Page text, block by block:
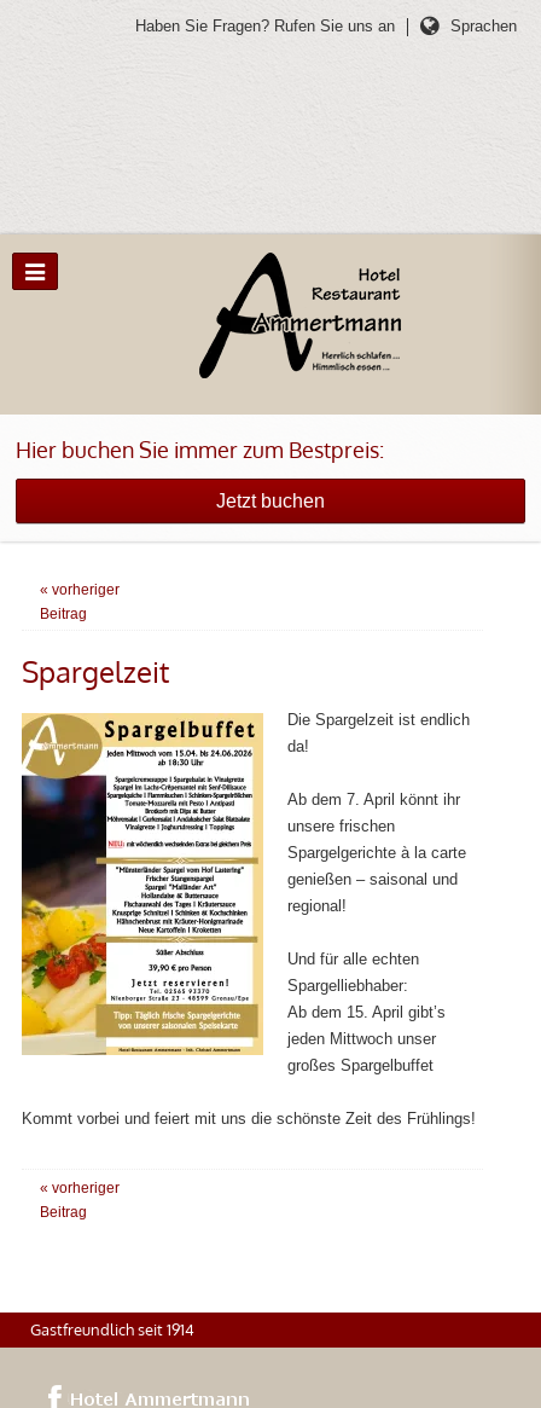
Sprachen
Haben Sie Fragen? Rufen Sie uns an
Hier buchen Sie immer zum Bestpreis:
Jetzt buchen
« vorheriger
Beitrag
Spargelzeit
Die Spargelzeit ist endlich
da!
Ab dem 7. April könnt ihr
unsere frischen
Spargelgerichte à la carte
genießen – saisonal und
regional!
Und für alle echten
Spargelliebhaber:
Ab dem 15. April gibt’s
jeden Mittwoch unser
großes Spargelbuffet
Kommt vorbei und feiert mit uns die schönste Zeit des Frühlings!
« vorheriger
Beitrag
Gastfreundlich seit 1914